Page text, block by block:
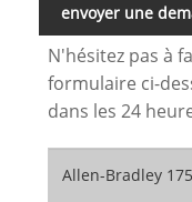
envoyer une
N'hésitez pas à
formulaire ci-
dans les 24